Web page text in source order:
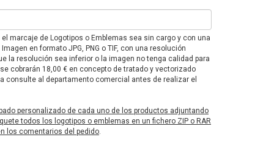
marcaje de Logotipos o Emblemas sea sin cargo y con una
en formato JPG, PNG o TIF, con una resolución
la resolución sea inferior o la imagen no tenga calidad para
cobrarán 18,00 € en concepto de tratado y vectorizado
consulte al departamento comercial antes de realizar el
personalizado de cada uno de los productos adjuntando
todos los logotipos o emblemas en un fichero ZIP o RAR
los comentarios del pedido.